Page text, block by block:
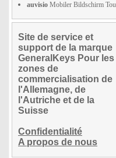
auvisio Mobiler Bildschirm
Site de service et
support de la marque
GeneralKeys Pour les
zones de
commercialisation de
l'Allemagne, de
l'Autriche et de la
Suisse
Confidentialité
A propos de nous